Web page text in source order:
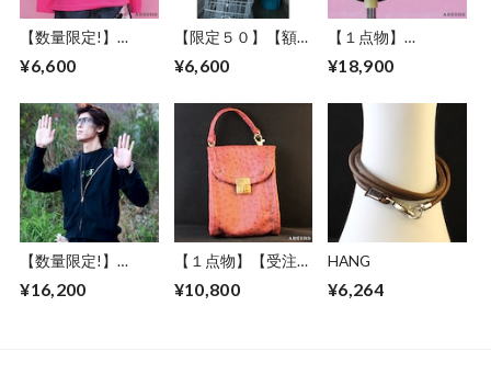
【数量限定!】
シャツ メンズ レデ
シンプル 金色 ピン
ク PINK アブサー
ド
LOGOSTITCH（P）
¥6,600
【限定５０】【額セ
ートポスター【Bike
ART デザイン 自転
車 妖怪 道路標識 フ
ァションフォト 見
越し入道 エディシ
ョンナンバー入り
アブサード
¥6,600
【１点物】
パンツ レディース
可能 アブサード
FLASH BACK（豹）
¥18,900
【数量限定!】
前開き 龍 ガンメタ
¥16,200
【１点物】【受注制
ダーメイド ポーチ
¥10,800
HANG
¥6,264